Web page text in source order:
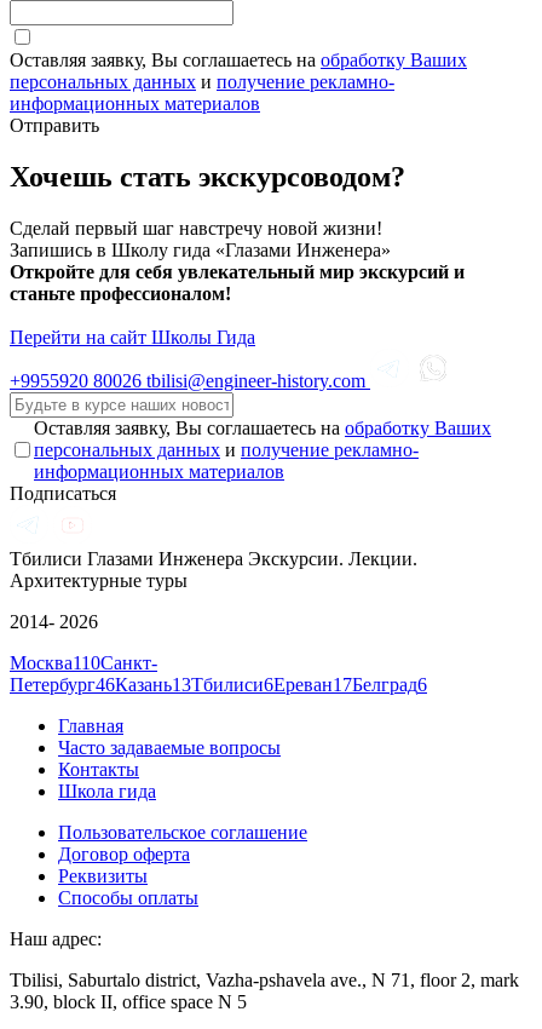
Оставляя заявку, Вы соглашаетесь на обработку Ваших
персональных данных и получение рекламно-
информационных материалов
Отправить
Хочешь стать экскурсоводом?
Сделай первый шаг навстречу новой жизни!
Запишись в Школу гида «Глазами Инженера»
Откройте для себя увлекательный мир экскурсий и
станьте профессионалом!
Перейти на сайт Школы Гида
+9955920 80026 tbilisi@engineer-history.com
Оставляя заявку, Вы соглашаетесь на обработку Ваших
персональных данных и получение рекламно-
информационных материалов
Подписаться
Тбилиси Глазами Инженера Экскурсии. Лекции.
Архитектурные туры
2014- 2026
Москва110Санкт-
Петербург46Казань13Тбилиси6Ереван17Белград6
Главная
Часто задаваемые вопросы
Контакты
Школа гида
Пользовательское соглашение
Договор оферта
Реквизиты
Способы оплаты
Наш адрес:
Tbilisi, Saburtalo district, Vazha-pshavela ave., N 71, floor 2, mark
3.90, block II, office space N 5